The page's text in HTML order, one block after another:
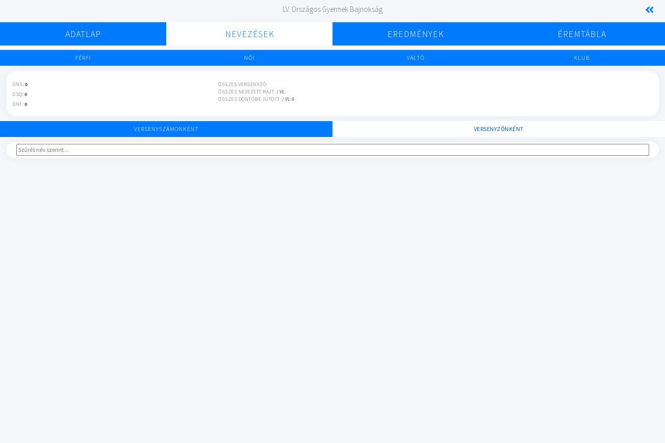
LV. Országos Gyermek Bajnokság
ADATLAP NEVEZÉSEK EREDMÉNYEK ÉREMTÁBLA
FÉRFI NŐI VÁLTÓ KLUB
DNS: 0
DSQ: 0
DNF: 0
ÖSSZES VERSENYZŐ:
ÖSSZES NEVEZETT RAJT: / VL:
ÖSSZES DÖNTŐBE JUTOTT:/ VL: 0
VERSENYSZÁMONKÉNT VERSENYZŐNKÉNT